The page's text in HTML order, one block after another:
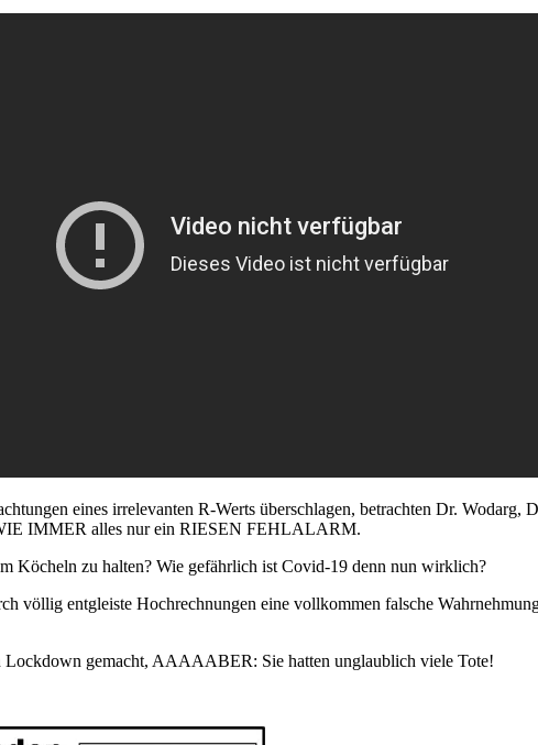
eines irrelevanten R-Werts überschlagen, betrachten Dr. Wodarg,
IMMER alles nur ein RIESEN FEHLALARM.
Köcheln zu halten? Wie gefährlich ist Covid-19 denn nun wirklich?
völlig entgleiste Hochrechnungen eine vollkommen falsche
Lockdown gemacht, AAAAABER: Sie hatten unglaublich viele Tote!